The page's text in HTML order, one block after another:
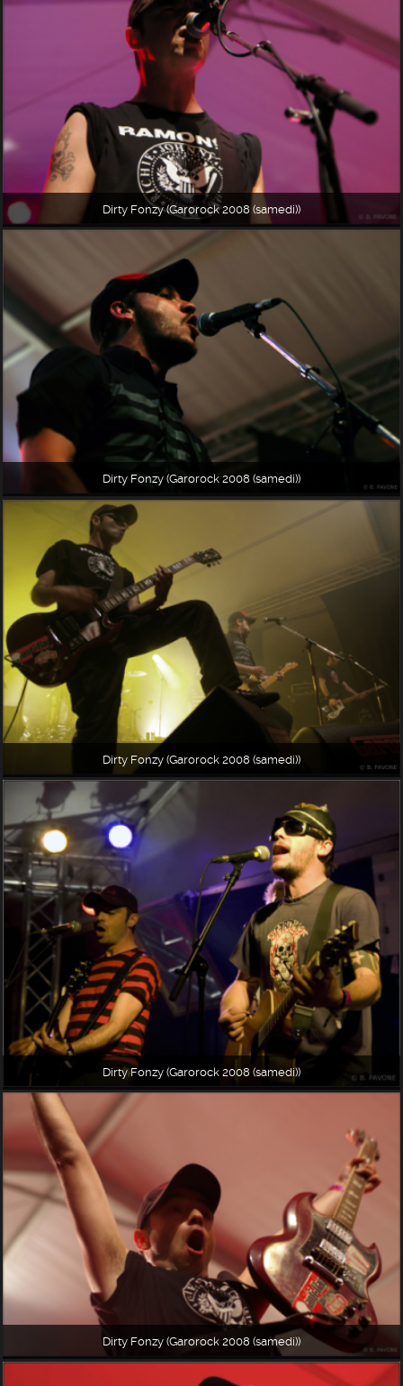
Dirty Fonzy (Garorock 2008 (samedi))
Dirty Fonzy (Garorock 2008 (samedi))
Dirty Fonzy (Garorock 2008 (samedi))
Dirty Fonzy (Garorock 2008 (samedi))
Dirty Fonzy (Garorock 2008 (samedi))